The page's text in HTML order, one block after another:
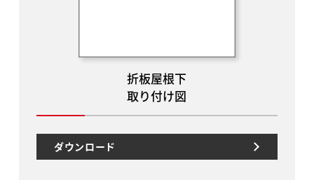
折板屋根下
取り付け図
ダウンロード